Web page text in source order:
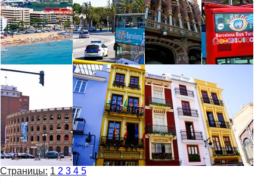
Страницы: 1 2 3 4 5